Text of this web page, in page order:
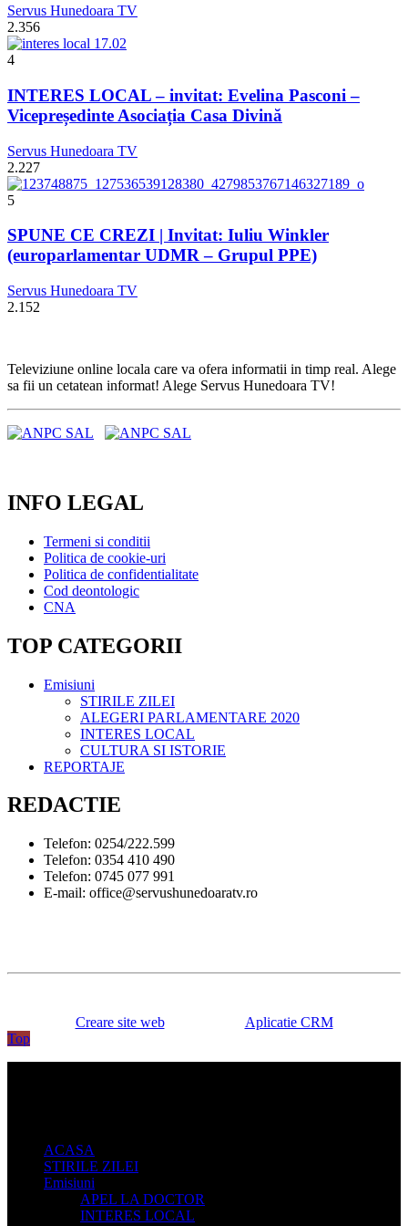
Servus Hunedoara TV
2.356
4
INTERES LOCAL – invitat: Evelina Pasconi –
Vicepreședinte Asociația Casa Divină
Servus Hunedoara TV
2.227
5
SPUNE CE CREZI | Invitat: Iuliu Winkler
(europarlamentar UDMR – Grupul PPE)
Servus Hunedoara TV
2.152
Televiziune online locala care va ofera informatii in timp real. Alege
sa fii un cetatean informat! Alege Servus Hunedoara TV!
INFO LEGAL
Termeni si conditii
Politica de cookie-uri
Politica de confidentialitate
Cod deontologic
CNA
TOP CATEGORII
Emisiuni
STIRILE ZILEI
ALEGERI PARLAMENTARE 2020
INTERES LOCAL
CULTURA SI ISTORIE
REPORTAJE
REDACTIE
Telefon: 0254/222.599
Telefon: 0354 410 490
Telefon: 0745 077 991
E-mail: office@servushunedoaratv.ro
Creare site webby Dianys & Aplicatie CRM
Top
ACASA
STIRILE ZILEI
Emisiuni
APEL LA DOCTOR
INTERES LOCAL